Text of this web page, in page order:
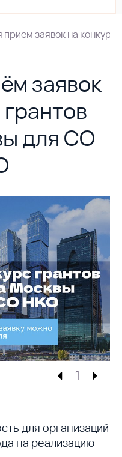
приём заявок на
заявок
для СО
1
для организаций
на реализацию